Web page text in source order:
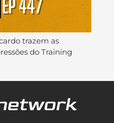
trazem as
do Training